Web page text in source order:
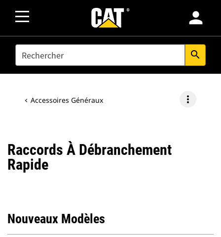
person
SEARCH search
Accessoires Généraux more_vert
Raccords À Débranchement
Rapide
Nouveaux Modèles